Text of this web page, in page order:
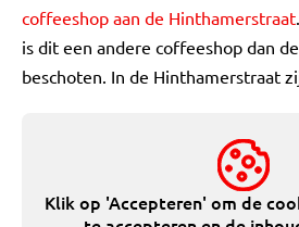
coffeeshop aan de Hinthamerstraat
is dit een andere coffeeshop dan
beschoten. In de Hinthamerstraat
Klik op 'Accepteren' om de